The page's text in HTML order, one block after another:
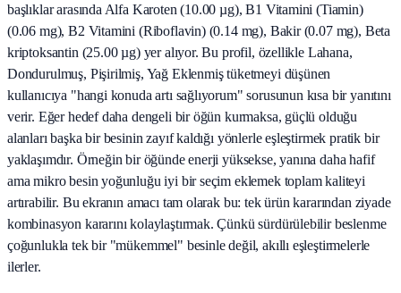
başlıklar arasında Alfa Karoten (10.00 µg), B1 Vitamini (Tiamin)
(0.06 mg), B2 Vitamini (Riboflavin) (0.14 mg), Bakir (0.07 mg), Beta
kriptoksantin (25.00 µg) yer alıyor. Bu profil, özellikle Lahana,
Dondurulmuş, Pişirilmiş, Yağ Eklenmiş tüketmeyi düşünen
kullanıcıya "hangi konuda artı sağlıyorum" sorusunun kısa bir yanıtını
verir. Eğer hedef daha dengeli bir öğün kurmaksa, güçlü olduğu
alanları başka bir besinin zayıf kaldığı yönlerle eşleştirmek pratik bir
yaklaşımdır. Örneğin bir öğünde enerji yüksekse, yanına daha hafif
ama mikro besin yoğunluğu iyi bir seçim eklemek toplam kaliteyi
artırabilir. Bu ekranın amacı tam olarak bu: tek ürün kararından ziyade
kombinasyon kararını kolaylaştırmak. Çünkü sürdürülebilir beslenme
çoğunlukla tek bir "mükemmel" besinle değil, akıllı eşleştirmelerle
ilerler.